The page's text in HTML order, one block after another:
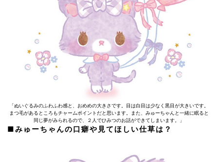
「ぬいぐるみのふわふわ感と、おめめの大きさです。目は白目は少なく黒目が大きいです。
まつ毛があるところもチャームポイントだと思います。また、みゅーちゃんと一緒に眠ると
同じ夢がみられるので、２人でひみつのお話ができてしまいます。」
■みゅーちゃんの口癖や見てほしい仕草は？